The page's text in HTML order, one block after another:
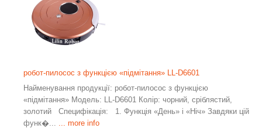
робот-пилосос з функцією «підмітання» LL-D6601
Найменування продукції: робот-пилосос з функцією
«підмітання» Модель: LL-D6601 Колір: чорний, сріблястий,
золотий Специфікація: 1. Функція «День» і «Ніч» Завдяки цій
функ�...
... more info